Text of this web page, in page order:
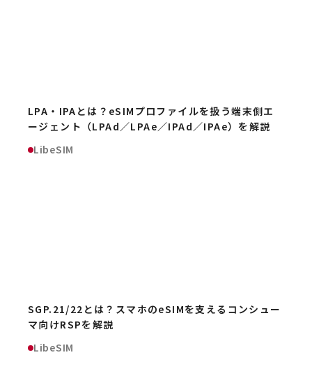
LPA・IPAとは？eSIMプロファイルを扱う端末側エ
ージェント（LPAd／LPAe／IPAd／IPAe）を解説
LibeSIM
SGP.21/22とは？スマホのeSIMを支えるコンシュー
マ向けRSPを解説
LibeSIM